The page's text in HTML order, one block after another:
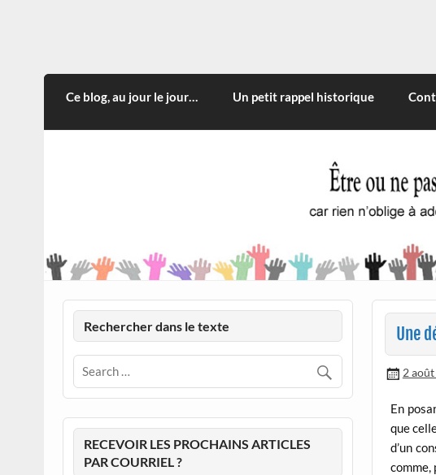
CITOYEN D'ILLE-ET-VILAINE
Ce blog, au jour le jour… Un petit rappel historique
Une
2
En
que
d’un
Rechercher dans le texte
RECEVOIR LES PROCHAINS ARTICLES
PAR COURRIEL ?